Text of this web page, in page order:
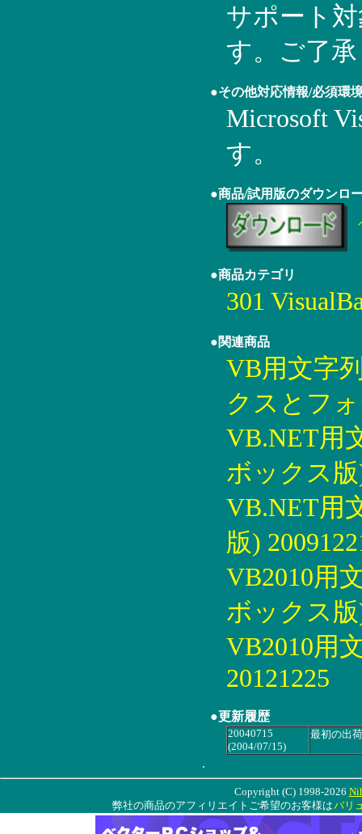
.
サポート
す。ご了
●その他対応情報/必須環
Microsoft
す。
●商品/試用版のダウンロ
●商品カテゴリ
301
●関連商品
VB用文字
クスとフォ
VB.NET用
ボックス版
VB.NET用
版)
VB2010用
ボックス版
VB2010用
20121225
●更新履歴
20040715
(2004/07/15)
最初の出荷
Copyright (C) 1998-2026
弊社の商品のアフィリエイトご希望のお客様はバリ